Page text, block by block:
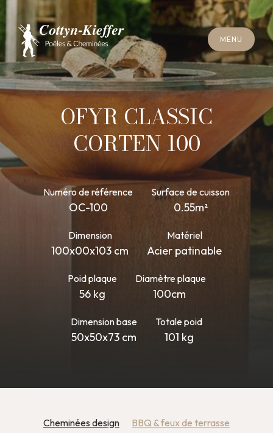
M EN U
MENU
RENDEZ-VOUS RAMONAGE
RENDEZ-VOUS RAMONAGE
F
R ME R
OFYR CLASSIC
CORTEN 100
Numéro de référence
OC-100
Surface de cuisson
0.55m²
Dimension
100x00x103 cm
Matériel
Acier patinable
Poid plaque
56 kg
Diamètre plaque
100cm
Dimension base
50x50x73 cm
Totale poid
101 kg
Cheminées design
BBQ & feux de terrasse